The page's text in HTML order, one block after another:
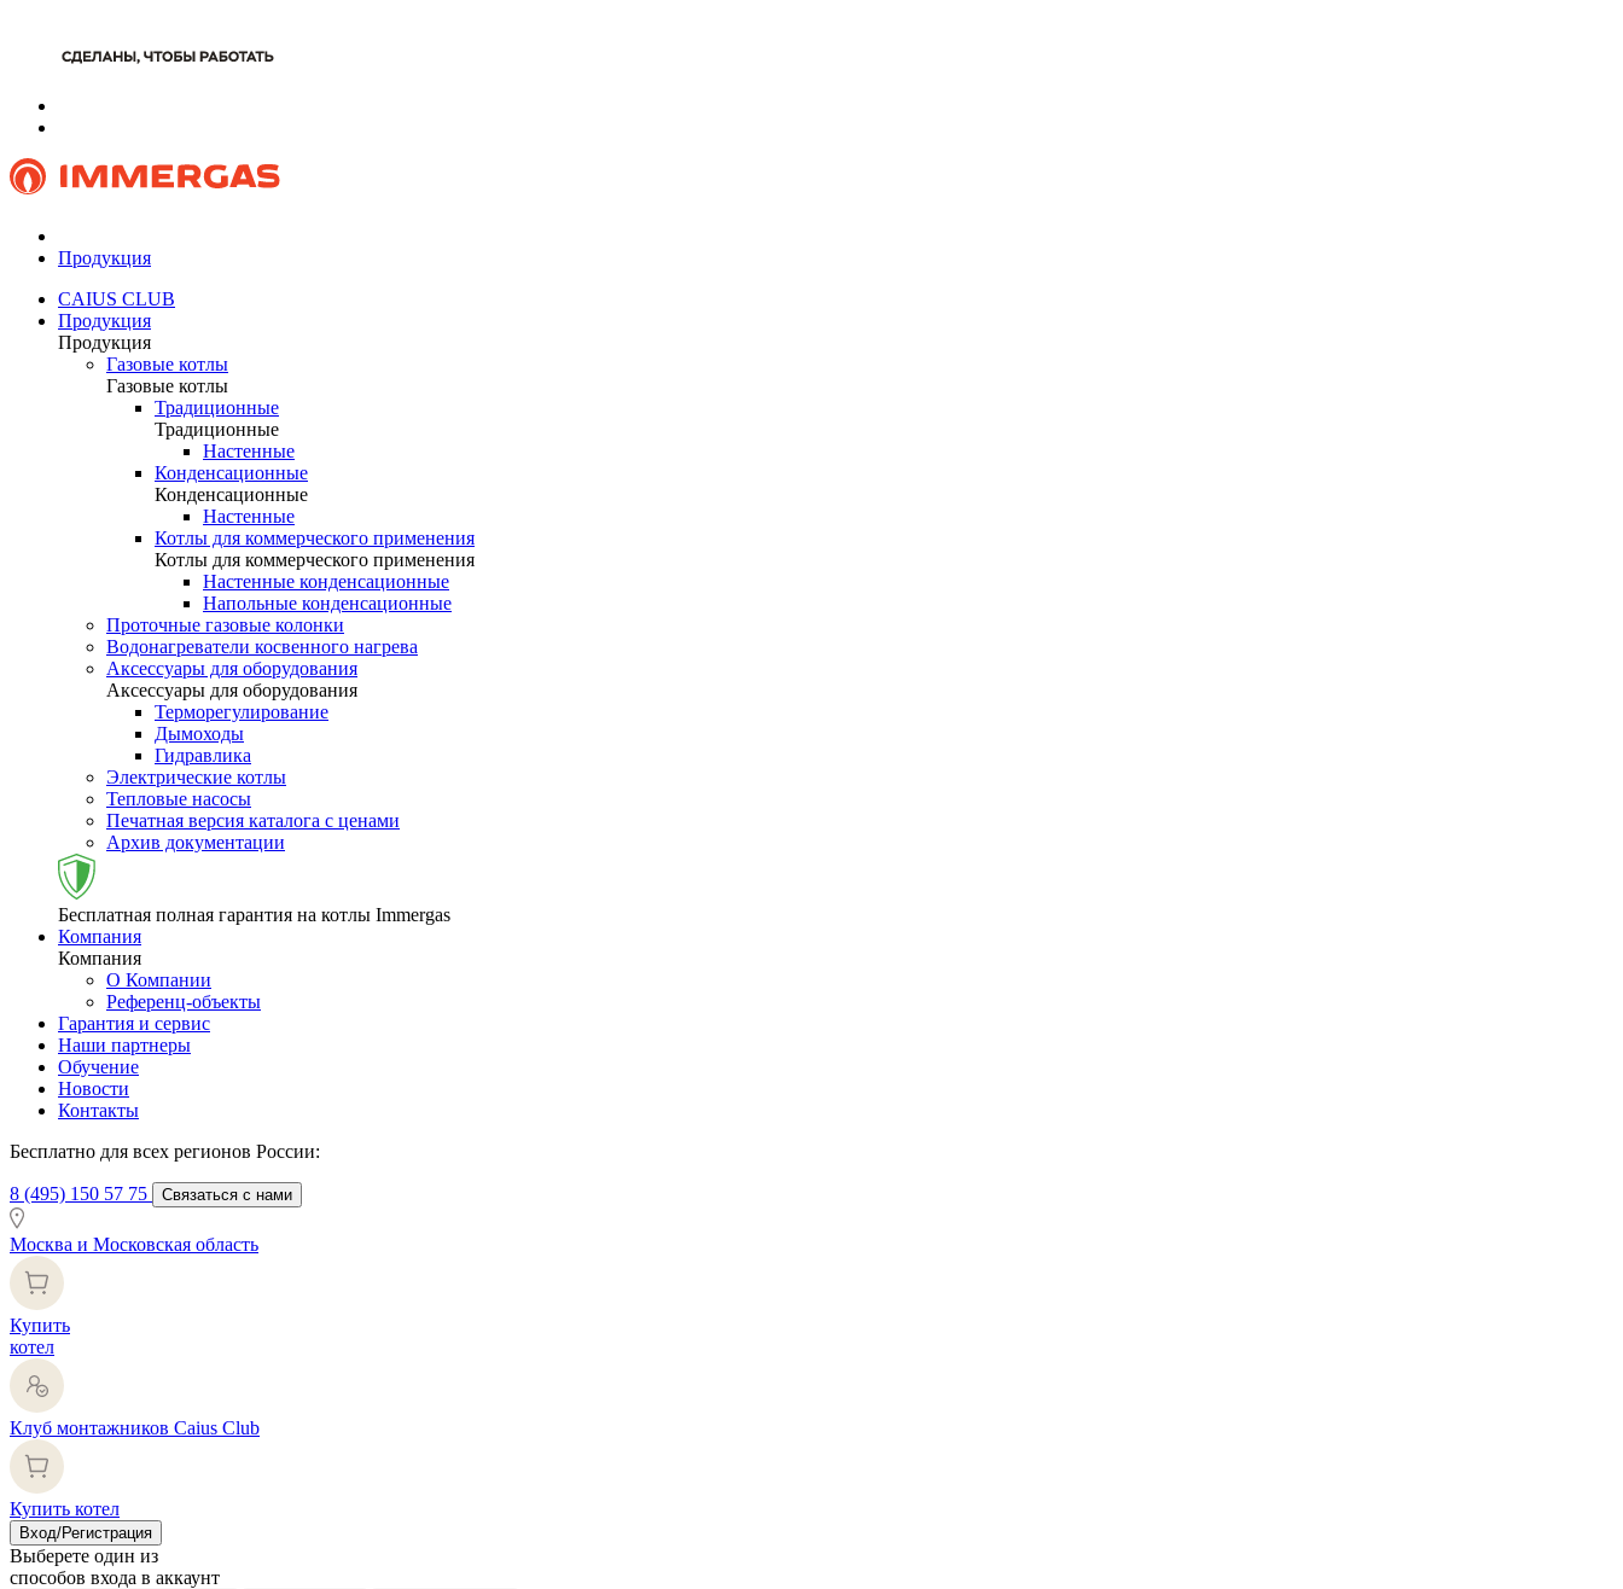
Продукция
CAIUS CLUB
Продукция
Продукция
Газовые котлы
Газовые котлы
Традиционные
Традиционные
Настенные
Конденсационные
Конденсационные
Настенные
Котлы для коммерческого применения
Котлы для коммерческого применения
Настенные конденсационные
Напольные конденсационные
Проточные газовые колонки
Водонагреватели косвенного нагрева
Аксессуары для оборудования
Аксессуары для оборудования
Терморегулирование
Дымоходы
Гидравлика
Электрические котлы
Тепловые насосы
Печатная версия каталога с ценами
Архив документации
Бесплатная полная гарантия на котлы Immergas
Компания
Компания
О Компании
Референц-объекты
Гарантия и сервис
Наши партнеры
Обучение
Новости
Контакты
Бесплатно для всех регионов России:
8 (495) 150 57 75 Связаться с нами
Москва и Московская область
Купить
котел
Клуб монтажников Caius Club
Купить котел
Вход/Регистрация
Выберете один из
способов входа в аккаунт